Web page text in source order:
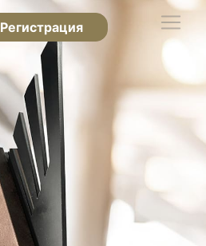
Регистрация